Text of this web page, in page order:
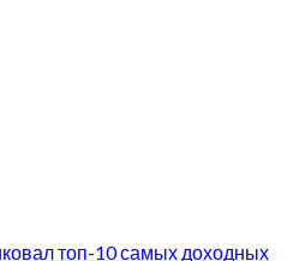
топ-10 самых доходных